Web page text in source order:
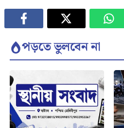
পড়তে ভুলবেন না